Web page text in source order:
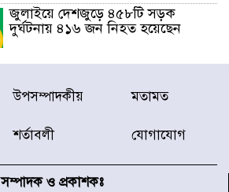
জুলাইয়ে দেশজুড়ে ৪৫৮টি সড়ক
দুর্ঘটনায় ৪১৬ জন নিহত হয়েছেন
হারিয়ে যাওয়া শিশুকে পরিবারের কাছে
ফিরিয়ে প্রশংসায় ভাসছেন খিলক্ষেত
স্মৃতি জাদুঘর
উপসম্পাদকীয় মতামত
শর্তাবলী যোগাযোগ
সম্পাদক ও প্রকাশকঃ